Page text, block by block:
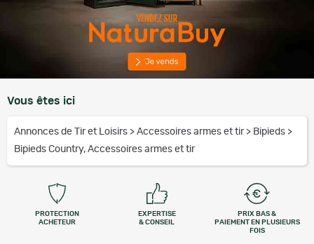
Vous êtes ici
Annonces de Tir et Loisirs > Accessoires armes et tir > Bipieds >
Bipieds Country, Accessoires armes et tir
PROTECTION
ACHETEUR
EXPERTISE
& CONSEIL
PRIX BAS &
PAIEMENT EN PLUSIEURS
FOIS